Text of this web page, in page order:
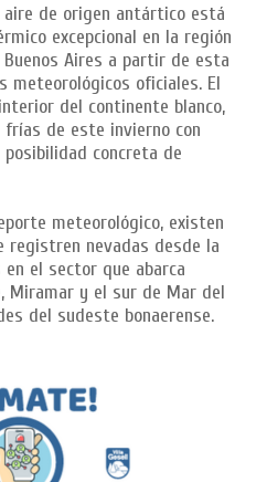
aire de origen antártico está
excepcional en la región
Aires a partir de esta
meteorológicos oficiales. El
del continente blanco,
de este invierno con
concreta de
meteorológico, existen
registren nevadas desde la
el sector que abarca
Miramar y el sur de Mar del
del sudeste bonaerense.